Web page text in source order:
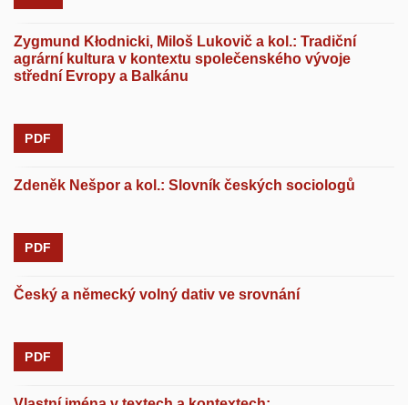
Zygmund Kłodnicki, Miloš Lukovič a kol.: Tradiční
agrární kultura v kontextu společenského vývoje
střední Evropy a Balkánu
PDF
Zdeněk Nešpor a kol.: Slovník českých sociologů
PDF
Český a německý volný dativ ve srovnání
PDF